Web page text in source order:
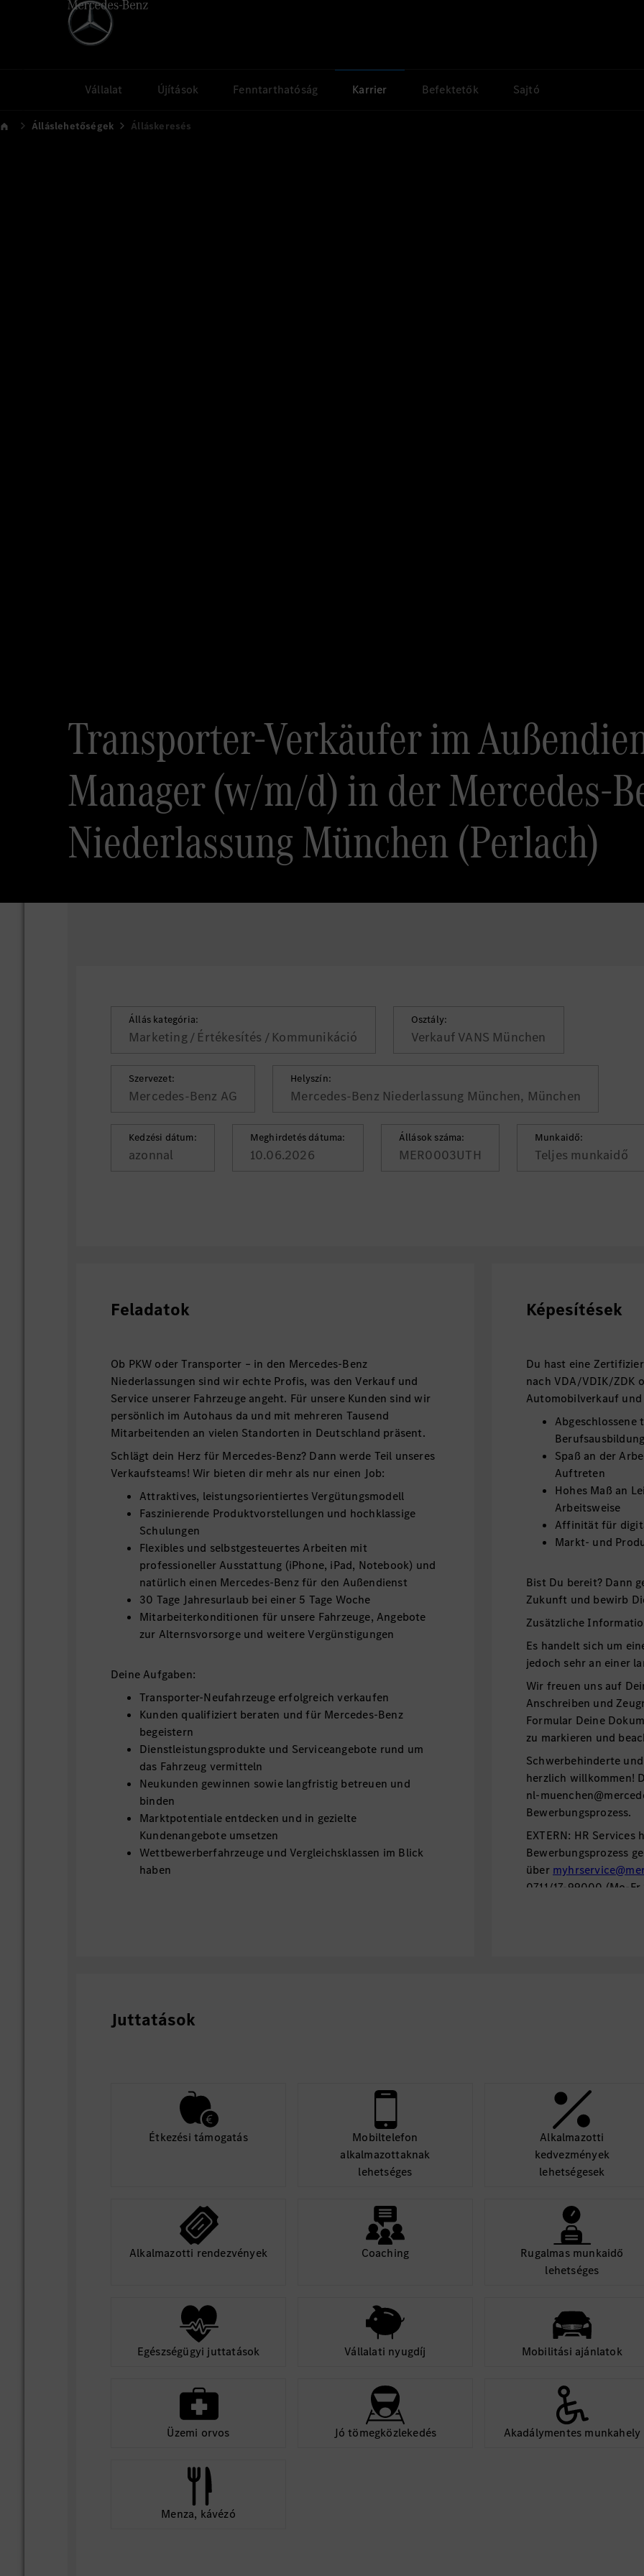
Vállalat Újítások Fenntarthatóság Karrier Befektetők Sajtó
Álláslehetőségek Álláskeresés
Transporter-Verkäufer im
Manager (w/m/d) in der Mercedes-
Niederlassung München (Perlach)
Állás kategória:
Marketing / Értékesítés / Kommunikáció
Osztály:
Verkauf VANS München
Szervezet:
Mercedes-Benz AG
Helyszín:
Mercedes-Benz Niederlassung München, München
Kedzési dátum:
azonnal
Meghirdetés dátuma:
10.06.2026
Állások száma:
MER0003UTH
Munkaidő:
Teljes munkaidő
Feladatok
Ob PKW oder Transporter – in den Mercedes-Benz
Niederlassungen sind wir echte Profis, was den Verkauf und
Service unserer Fahrzeuge angeht. Für unsere Kunden sind wir
persönlich im Autohaus da und mit mehreren Tausend
Mitarbeitenden an vielen Standorten in Deutschland präsent.
Schlägt dein Herz für Mercedes-Benz? Dann werde Teil unseres
Verkaufsteams! Wir bieten dir mehr als nur einen Job:
Attraktives, leistungsorientiertes Vergütungsmodell
Faszinierende Produktvorstellungen und hochklassige
Schulungen
Flexibles und selbstgesteuertes Arbeiten mit
professioneller Ausstattung (iPhone, iPad, Notebook) und
natürlich einen Mercedes-Benz für den Außendienst
30 Tage Jahresurlaub bei einer 5 Tage Woche
Mitarbeiterkonditionen für unsere Fahrzeuge, Angebote
zur Alternsvorsorge und weitere Vergünstigungen
Deine Aufgaben:
Transporter-Neufahrzeuge erfolgreich verkaufen
Kunden qualifiziert beraten und für Mercedes-Benz
begeistern
Dienstleistungsprodukte und Serviceangebote rund um
das Fahrzeug vermitteln
Neukunden gewinnen sowie langfristig betreuen und
binden
Marktpotentiale entdecken und in gezielte
Kundenangebote umsetzen
Wettbewerberfahrzeuge und Vergleichsklassen im Blick
haben
Képesítések
Du hast eine
nach VDA/VDIK/ZDK
Automobilverkauf
Abgeschlossene
Spaß an der
Auftreten
Hohes Maß an
Arbeitsweise
Affinität für
Markt- und
Bist Du bereit? Dann
Zukunft und bewirb
Zusätzliche
Es handelt sich um
jedoch sehr an einer
Wir freuen uns auf
Anschreiben und
Formular Deine
zu markieren und
Schwerbehinderte
herzlich willkommen!
nl-
Bewerbungsprozess.
EXTERN: HR
Bewerbungsprozess
über
0711/17-99000 (Mo-Fr
Juttatások
Étkezési támogatás
Mobiltelefon
alkalmazottaknak
lehetséges
Alkalmazotti
kedvezmények
lehetségesek
Alkalmazotti rendezvények Coaching
Rugalmas munkaidő
lehetséges
Egészségügyi juttatások Vállalati nyugdíj Mobilitási ajánlatok
Üzemi orvos Jó tömegközlekedés Akadálymentes munkahely
Menza, kávézó